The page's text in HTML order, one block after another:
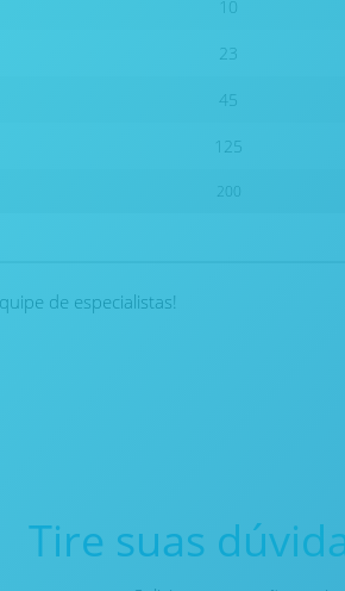
10
23
45
125
200
de especialistas!
Tire suas